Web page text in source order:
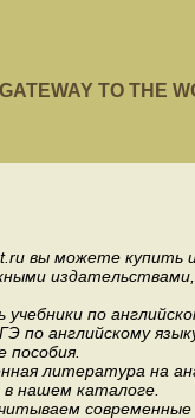
GATEWAY TO THE
вы можете купить
издательствами,
по
по английскому
пособия.
литература на
нашем каталоге.